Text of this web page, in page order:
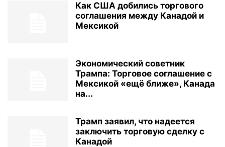
Как США добились торгового
соглашения между Канадой и
Мексикой
Экономический советник
Трампа: Торговое соглашение с
Мексикой «ещё ближе», Канада
на...
Трамп заявил, что надеется
заключить торговую сделку с
Канадой